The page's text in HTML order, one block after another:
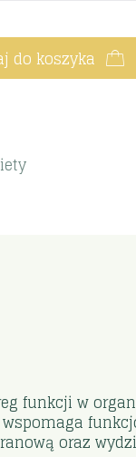
do koszyka
funkcji w
oraz